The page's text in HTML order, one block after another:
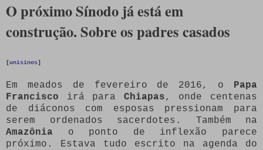
O próximo Sínodo já está em
construção. Sobre os padres casados
[unisinos]
Em meados de fevereiro de 2016, o Papa
Francisco irá para Chiapas, onde centenas
de diáconos com esposas pressionam para
serem ordenados sacerdotes. Também na
Amazônia o ponto de inflexão parece
próximo. Estava tudo escrito na agenda do